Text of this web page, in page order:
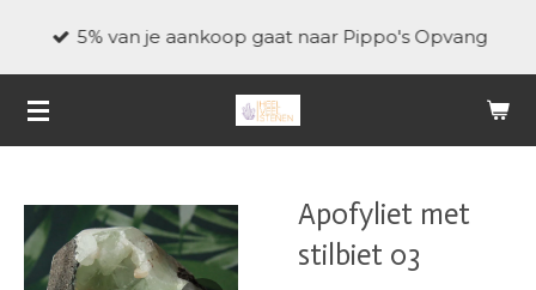
de
5% van je aankoop gaat naar Pippo's Opvang
Apofyliet met
stilbiet 03